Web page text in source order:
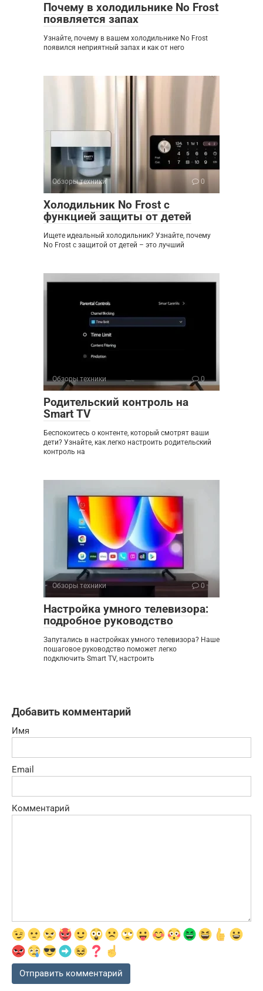
Почему в холодильнике No Frost
появляется запах
Узнайте, почему в вашем холодильнике No Frost
появился неприятный запах и как от него
Обзоры техники 0
Холодильник No Frost с
функцией защиты от детей
Ищете идеальный холодильник? Узнайте, почему
No Frost с защитой от детей – это лучший
Обзоры техники 0
Родительский контроль на
Smart TV
Беспокоитесь о контенте, который смотрят ваши
дети? Узнайте, как легко настроить родительский
контроль на
Обзоры техники 0
Настройка умного телевизора:
подробное руководство
Запутались в настройках умного телевизора? Наше
пошаговое руководство поможет легко
подключить Smart TV, настроить
Добавить комментарий
Имя
Email
Комментарий